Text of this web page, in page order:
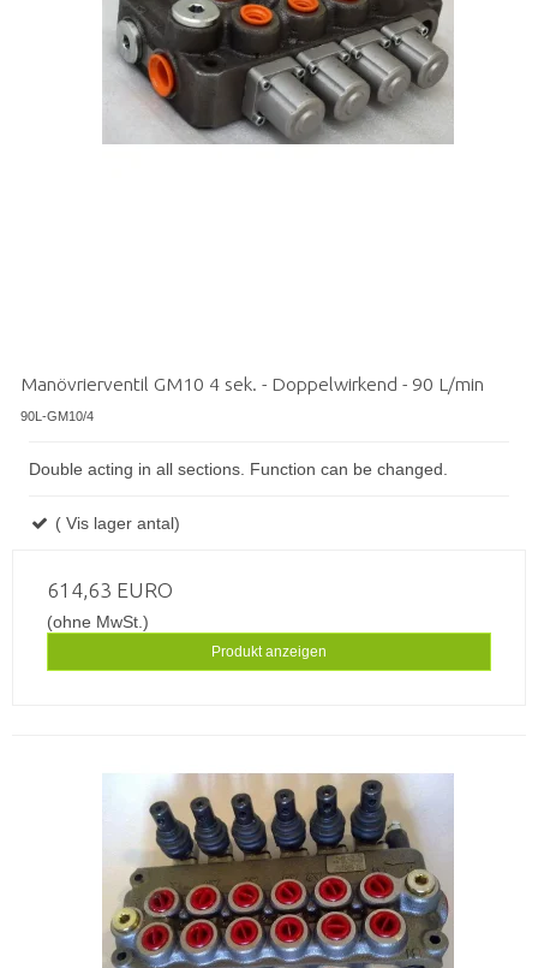
Manövrierventil GM10 4 sek. - Doppelwirkend - 90 L/min
90L-GM10/4
Double acting in all sections. Function can be changed.
( Vis lager antal)
614,63 EURO
(ohne MwSt.)
Produkt anzeigen